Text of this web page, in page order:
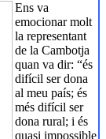
Ens va
emocionar molt
la representant
de la Cambotja
quan va dir: “és
difícil ser dona
al meu país; és
més difícil ser
dona rural; i és
quasi impossible